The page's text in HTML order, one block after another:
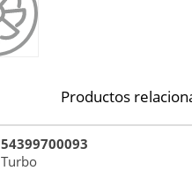
Productos
54399700093
Turbo